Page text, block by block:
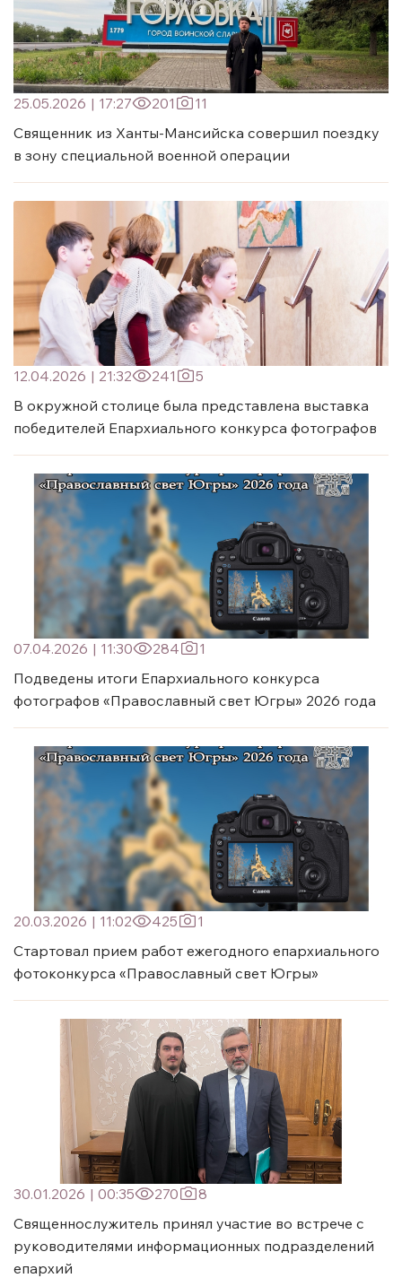
25.05.2026 | 17:27 201
11
Священник из Ханты-Мансийска совершил поездку
в зону специальной военной операции
12.04.2026 | 21:32 241
5
В окружной столице была представлена выставка
победителей Епархиального конкурса фотографов
07.04.2026 | 11:30 284
1
Подведены итоги Епархиального конкурса
фотографов «Православный свет Югры» 2026 года
20.03.2026 | 11:02 425
1
Стартовал прием работ ежегодного епархиального
фотоконкурса «Православный свет Югры»
30.01.2026 | 00:35 270
8
Священнослужитель принял участие во встрече с
руководителями информационных подразделений
епархий